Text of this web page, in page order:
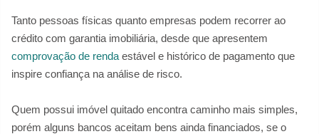
Tanto pessoas físicas quanto empresas podem recorrer ao
crédito com garantia imobiliária, desde que apresentem
comprovação de renda estável e histórico de pagamento que
inspire confiança na análise de risco.
Quem possui imóvel quitado encontra caminho mais simples,
porém alguns bancos aceitam bens ainda financiados, se o